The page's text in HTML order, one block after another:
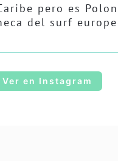
pero es
del surf
Ver en Instagram